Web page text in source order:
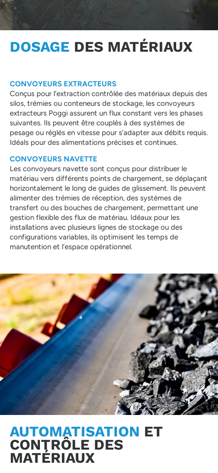
DOSAGE DES MATÉRIAUX
CONVOYEURS EXTRACTEURS
Conçus pour l’extraction contrôlée des matériaux depuis des
silos, trémies ou conteneurs de stockage, les convoyeurs
extracteurs Poggi assurent un flux constant vers les phases
suivantes. Ils peuvent être couplés à des systèmes de
pesage ou réglés en vitesse pour s’adapter aux débits requis.
Idéals pour des alimentations précises et continues.
CONVOYEURS NAVETTE
Les convoyeurs navette sont conçus pour distribuer le
matériau vers différents points de chargement, se déplaçant
horizontalement le long de guides de glissement. Ils peuvent
alimenter des trémies de réception, des systèmes de
transfert ou des bouches de chargement, permettant une
gestion flexible des flux de matériau. Idéaux pour les
installations avec plusieurs lignes de stockage ou des
configurations variables, ils optimisent les temps de
manutention et l’espace opérationnel.
AUTOMATISATION ET
CONTRÔLE DES
MATÉRIAUX